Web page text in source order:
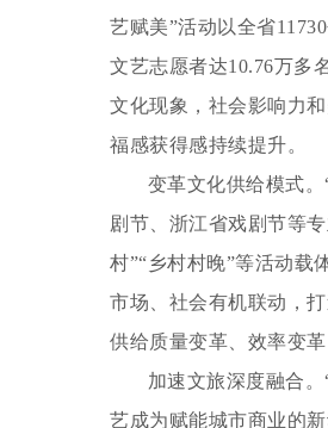
艺赋美”活动以全省
文艺志愿者达10.76万多
文化现象，社会影响力
福感获得感持续提升。
变革文化供给模式。
剧节、浙江省戏剧节等
村”“乡村村晚”等活动载
市场、社会有机联动，
供给质量变革、效率变
加速文旅深度融合。
艺成为赋能城市商业的